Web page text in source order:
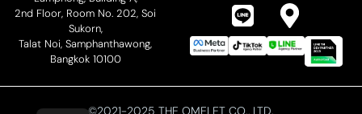
2nd Floor, Room No. 202, Soi
Sukorn,
Talat Noi, Samphanthawong,
Bangkok 10100
c
e
o
t
g
k
e
d
n
e
p
-
m
a
©2021-2025 THE OMELET CO., LTD.